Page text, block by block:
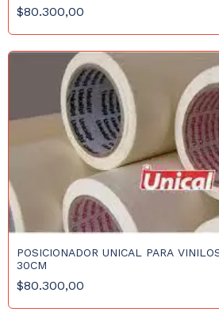
$80.300,00
POSICIONADOR UNICAL PARA
30CM
$80.300,00